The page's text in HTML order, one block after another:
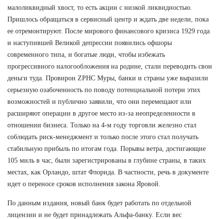
малоликвидный хвост, то есть акции с низкой ликвидностью.
Пришлось обращаться в сервисный центр и ждать две недели, пока
ее отремонтируют. После мирового финансового кризиса 1929 года
и наступившей Великой депрессии появились офшоры
современного типа, и богатые люди, чтобы избежать
прогрессивного налогообложения на родине, стали переводить свои
деньги туда. Провирон ZPHC Муры, банки и страны уже выразили
серьезную озабоченность по поводу потенциальной потери этих
возможностей и публично заявили, что они перемещают или
расширяют операции в другое место из-за неопределенности в
отношении бизнеса. Только на 4-м году торговли железно стал
соблюдать риск-менеджмент и только после этого стал получать
стабильную прибыль по итогам года. Порывы ветра, достигающие
105 миль в час, были зарегистрированы в глубине страны, в таких
местах, как Орландо, штат Флорида. В частности, речь в документе
идет о переносе сроков исполнения закона Яровой.
По данным издания, новый банк будет работать по отдельной
лицензии и не будет принадлежать Альфа-банку. Если вес